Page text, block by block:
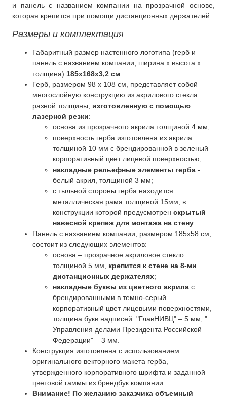
Контакты
и панель с названием компании на прозрачной основе,
которая крепится при помощи дистанционных держателей.
Размеры и комплектация
Габаритный размер настенного логотипа (герб и
панель с названием компании, ширина x высота x
толщина) 185x168x3,2 см
Герб, размером 98 x 108 см, представляет собой
многослойную конструкцию из акрилового стекла
разной толщины,
изготовленную с помощью
лазерной резки:
основа из прозрачного акрила толщиной 4 мм;
поверхность герба изготовлена из акрила
толщиной 10 мм с брендированной в зеленый
корпоративный цвет лицевой поверхностью;
накладные рельефные элементы герба -
белый акрил, толщиной 3 мм;
с тыльной стороны герба находится
металлическая рама толщиной 15мм, в
конструкции которой предусмотрен скрытый
навесной крепеж для монтажа на стену
Панель с названием компании, размером 185x58 см,
состоит из следующих элементов:
основа – прозрачное акриловое стекло
толщиной 5 мм, крепится к стене на 8-ми
дистанционных держателях;
накладные буквы из цветного акрила с
брендированными в темно-серый
корпоративный цвет лицевыми поверхностями,
толщина букв надписей: "ГлавНИВЦ" – 5 мм, "
Управления делами Президента Российской
Федерации" – 3 мм.
Конструкция изготовлена с использованием
оригинального векторного макета герба,
утвержденного корпоративного шрифта и заданной
цветовой гаммы из брендбук компании.
Внимание! По желанию заказчика объемный